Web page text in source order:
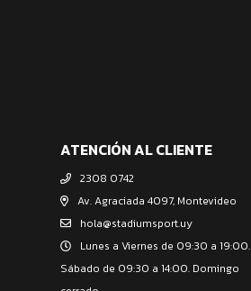
ATENCIÓN AL CLIENTE
2308 0742
Av. Agraciada 4097, Montevideo
hola@stadiumsport.uy
Lunes a Viernes de 09:30 a 19:00.
Sábado de 09:30 a 14:00. Domingo